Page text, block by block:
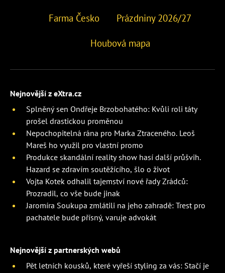
Farma Česko Prázdniny 2026/27
Houbová mapa
Nejnovější z eXtra.cz
Splněný sen Ondřeje Brzobohatého: Kvůli roli táty
prošel drastickou proměnou
Nepochopitelná rána pro Marka Ztraceného. Leoš
Mareš ho využil pro vlastní promo
Produkce skandální reality show hasí další průšvih.
Hazard se zdravím soutěžícího, šlo o život
Vojta Kotek odhalil tajemství nové řady Zrádců:
Prozradil, co vše bude jinak
Jaromíra Soukupa zmlátili na jeho zahradě: Trest pro
pachatele bude přísný, varuje advokát
Nejnovější z partnerských webů
Pět letních kousků, které vyřeší styling za vás: Stačí je